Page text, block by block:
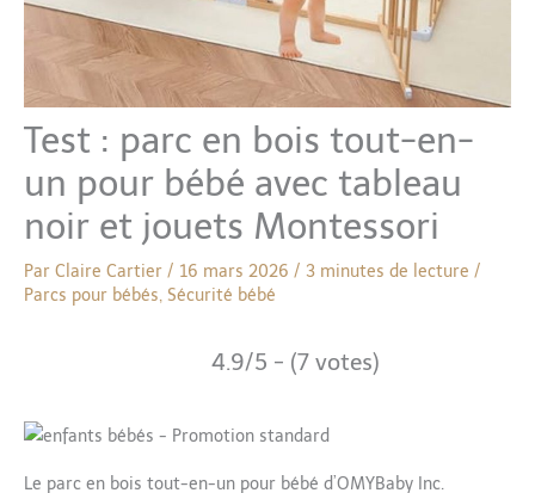
Test : parc en bois tout-en-
un pour bébé avec tableau
noir et jouets Montessori
Par Claire Cartier / 16 mars 2026 / 3 minutes de lecture /
Parcs pour bébés, Sécurité bébé
4.9/5 - (7 votes)
Le parc en bois tout-en-un pour bébé d’OMYBaby Inc.